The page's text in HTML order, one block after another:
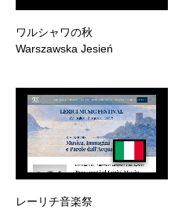
ワルシャワの秋
Warszawska Jesień
レーリチ音楽祭